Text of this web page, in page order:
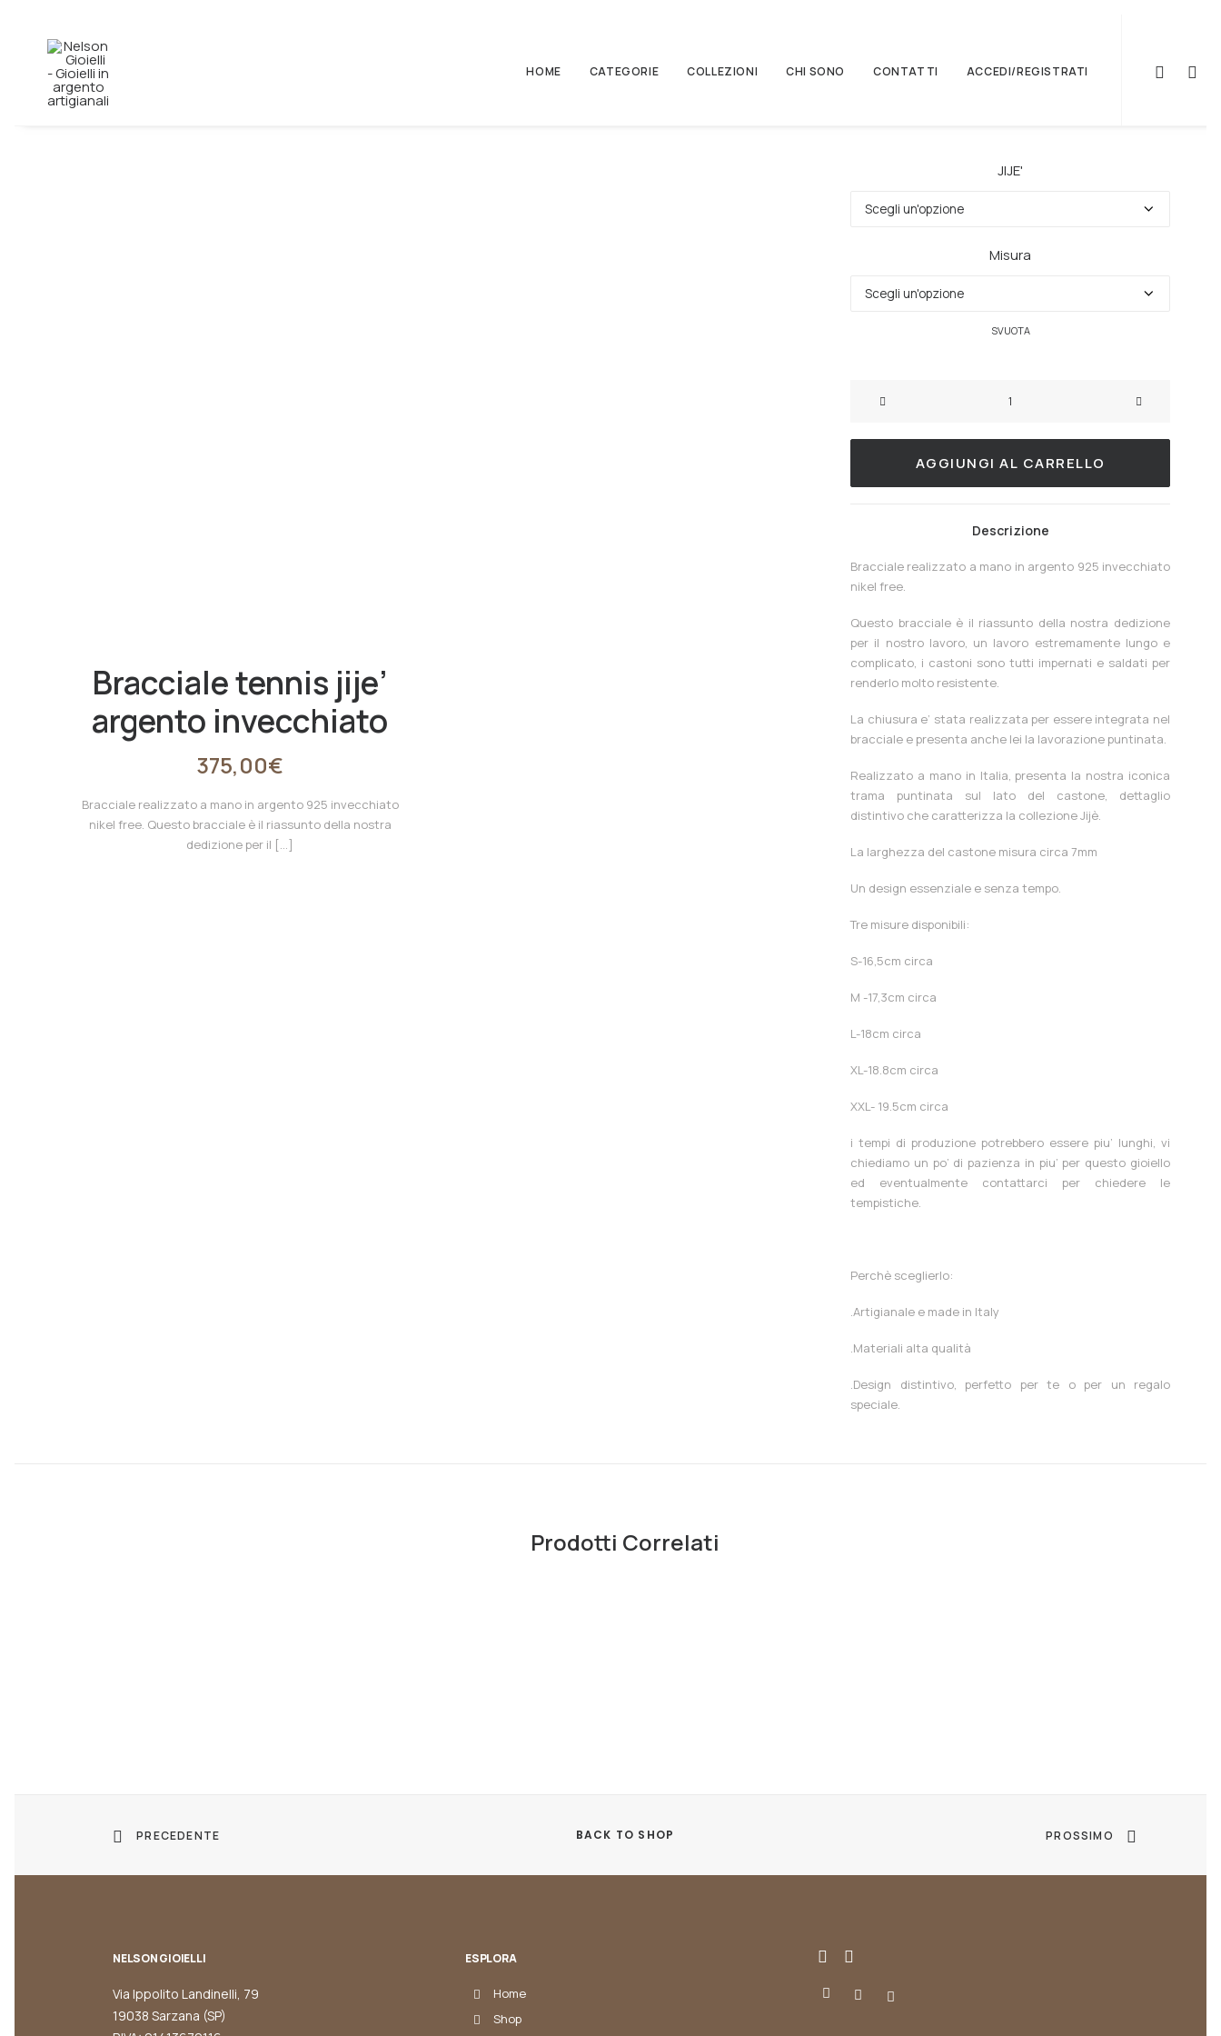
HOME CATEGORIE COLLEZIONI CHI SONO CONTATTI ACCEDI/REGISTRATI
bracciale tennis jije’
argento invecchiato
375,00€
Bracciale realizzato a mano in argento 925 invecchiato
nikel free. Questo bracciale è il riassunto della nostra
dedizione per il […]
JIJE'
Misura
svuota
JIJE'
argento
invecchiato
AGGIUNGI AL CARRELLO
Descrizione
Bracciale realizzato a mano in argento 925 invecchiato
nikel free.
Questo bracciale è il riassunto della nostra dedizione
per il nostro lavoro, un lavoro estremamente lungo e
complicato, i castoni sono tutti impernati e saldati per
renderlo molto resistente.
La chiusura e’ stata realizzata per essere integrata nel
bracciale e presenta anche lei la lavorazione puntinata.
Realizzato a mano in Italia, presenta la nostra iconica
trama puntinata sul lato del castone, dettaglio
distintivo che caratterizza la collezione Jijè.
La larghezza del castone misura circa 7mm
Un design essenziale e senza tempo.
Tre misure disponibili:
S-16,5cm circa
M -17,3cm circa
L-18cm circa
XL-18.8cm circa
XXL- 19.5cm circa
i tempi di produzione potrebbero essere piu’ lunghi, vi
chiediamo un po’ di pazienza in piu’ per questo gioiello
ed eventualmente contattarci per chiedere le
tempistiche.
Perchè sceglierlo:
.Artigianale e made in Italy
.Materiali alta qualità
.Design distintivo, perfetto per te o per un regalo
speciale.
Prodotti Correlati
PRECEDENTE BACK TO SHOP PROSSIMO
NELSON GIOIELLI
Via Ippolito Landinelli, 79
19038 Sarzana (SP)
ESPLORA
Home
Shop